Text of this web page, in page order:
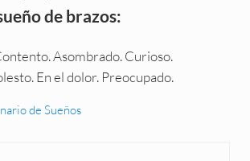
de brazos:
Asombrado. Curioso.
En el dolor. Preocupado.
de Sueños